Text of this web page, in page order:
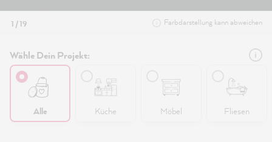
1 / 19 Farbdarstellung kann abweichen
Wähle Dein Projekt:
Alle Küche Möbel Fliesen